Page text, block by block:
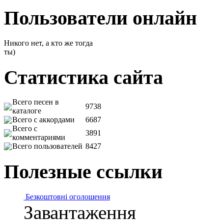
Пользователи онлайн
Никого нет, а кто же тогда
ты)
Статистика сайта
Всего песен в
каталоге
9738
Всего с аккордами
6687
Всего с
комментариями
3891
Всего пользователей 8427
Полезные ссылки
Безкоштовні оголошення
Завантаження